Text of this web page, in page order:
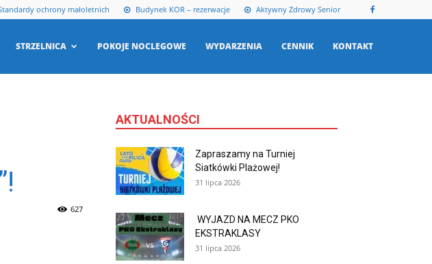
ochrony małoletnich Budynek KOR – rezerwacje Aktywny Zdrowy Senior
STRZELNICA POKOJE NOCLEGOWE WYDARZENIA CENNIK KONTAKT
627
AKTUALNOŚCI
Zapraszamy na Turniej
Siatkówki Plażowej!
31 lipca 2026
WYJAZD NA MECZ PKO
EKSTRAKLASY
31 lipca 2026